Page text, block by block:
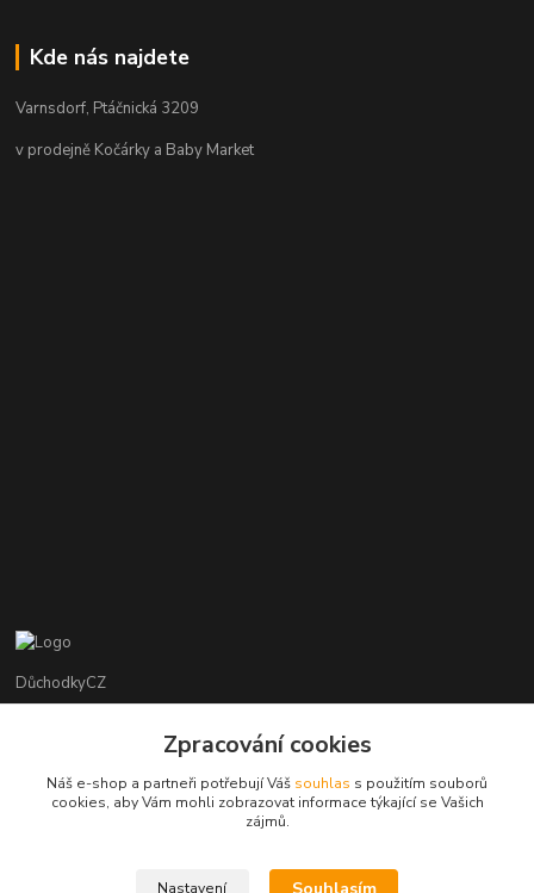
Kde nás najdete
Varnsdorf, Ptáčnická 3209
v prodejně Kočárky a Baby Market
DůchodkyCZ
+420 412384749
objednavky@duchodky.cz
Zpracování cookies
Náš e-shop a partneři potřebují Váš souhlas s použitím souborů
cookies, aby Vám mohli zobrazovat informace týkající se Vašich
zájmů.
Nastavení